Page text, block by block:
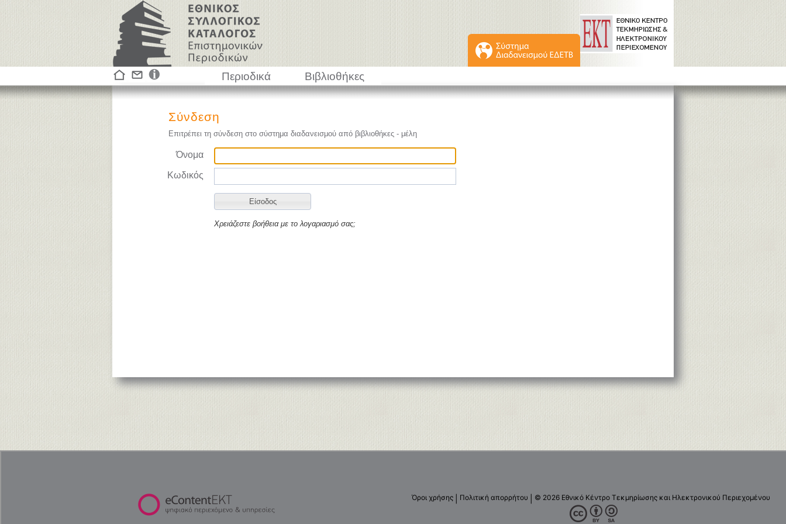
Περιοδικά Βιβλιοθήκες
Σύνδεση
Επιτρέπει τη σύνδεση στο σύστημα διαδανεισμού από βιβλιοθήκες - μέλη
Όνομα
Κωδικός
Χρειάζεστε βοήθεια με το λογαριασμό σας;